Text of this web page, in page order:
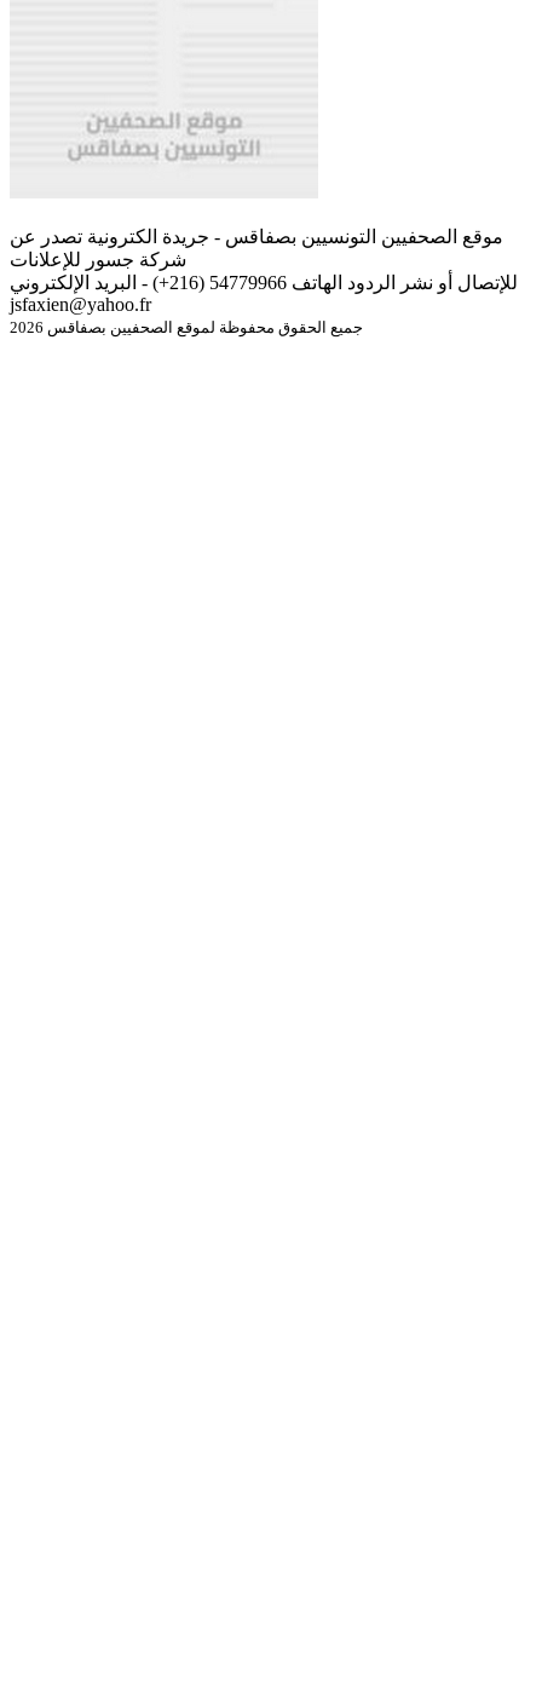
موقع الصحفيين التونسيين بصفاقس - جريدة الكترونية تصدر عن
شركة جسور للإعلانات
للإتصال أو نشر الردود الهاتف 54779966 (216+) - البريد الإلكتروني
jsfaxien@yahoo.fr
جميع الحقوق محفوظة لموقع الصحفيين بصفاقس 2026